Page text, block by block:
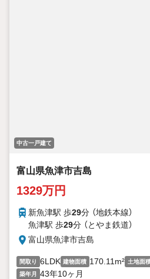
中古一戸建て
富山県魚津市吉島
1329万円
新魚津駅 歩29分 （地鉄本線）
魚津駅 歩29分 （とやま鉄道）
富山県魚津市吉島
間取り 6LDK 建物面積 170.11m² 土地面
築年月 43年10ヶ月